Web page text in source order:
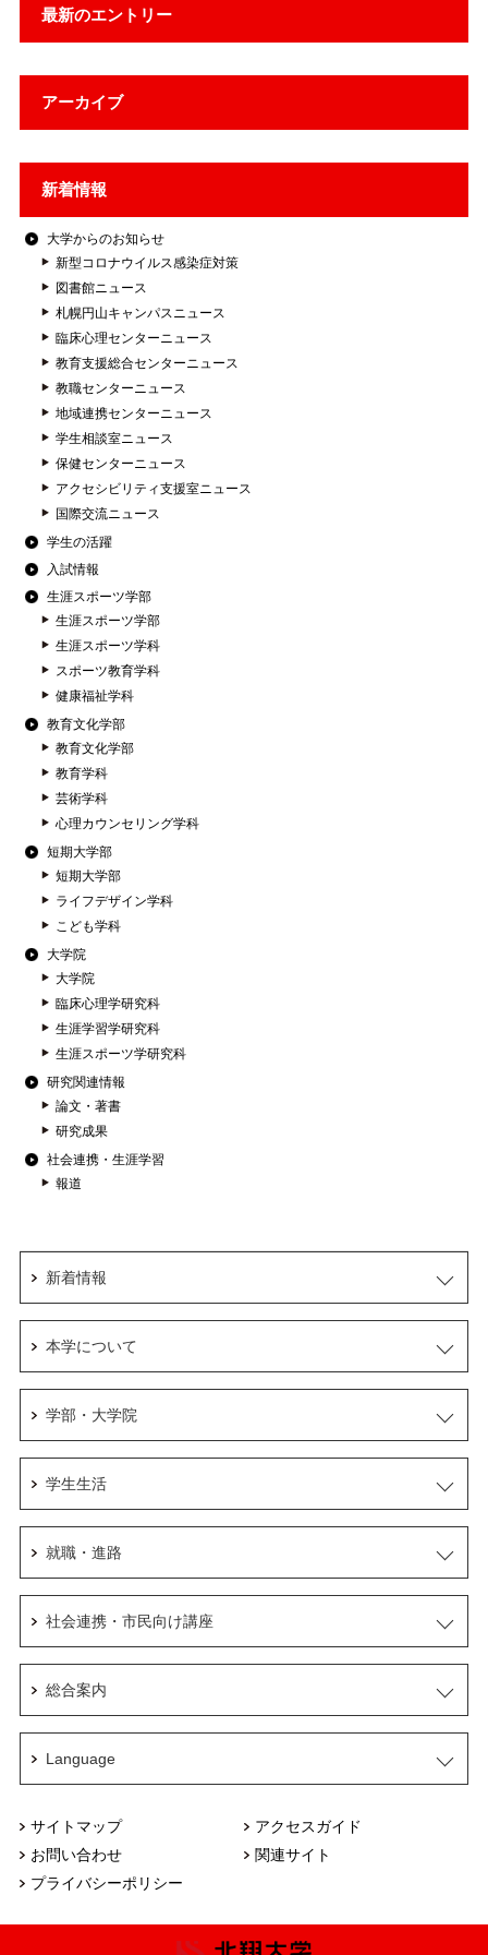
最新のエントリー
アーカイブ
新着情報
大学からのお知らせ
新型コロナウイルス感染症対策
図書館ニュース
札幌円山キャンパスニュース
臨床心理センターニュース
教育支援総合センターニュース
教職センターニュース
地域連携センターニュース
学生相談室ニュース
保健センターニュース
アクセシビリティ支援室ニュース
国際交流ニュース
学生の活躍
入試情報
生涯スポーツ学部
生涯スポーツ学部
生涯スポーツ学科
スポーツ教育学科
健康福祉学科
教育文化学部
教育文化学部
教育学科
芸術学科
心理カウンセリング学科
短期大学部
短期大学部
ライフデザイン学科
こども学科
大学院
大学院
臨床心理学研究科
生涯学習学研究科
生涯スポーツ学研究科
研究関連情報
論文・著書
研究成果
社会連携・生涯学習
報道
サイトマップ
アクセスガイド
お問い合わせ
関連サイト
プライバシーポリシー
新着情報
本学について
学部・大学院
学生生活
就職・進路
社会連携・市民向け講座
総合案内
Language